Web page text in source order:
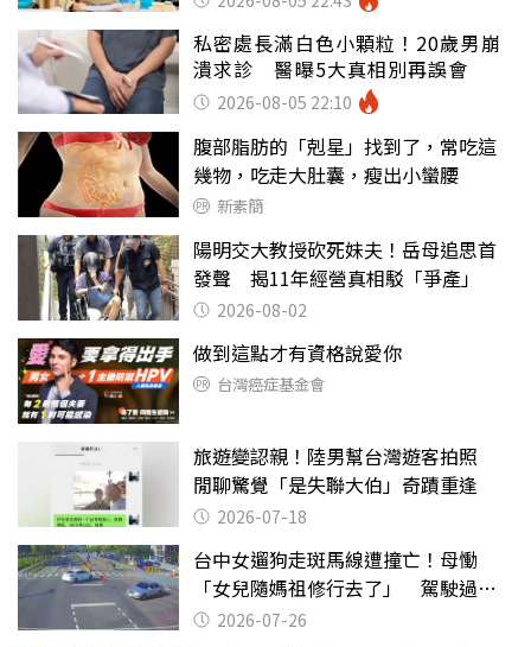
私密處長滿白色小顆粒！20歲男崩
潰求診 醫曝5大真相別再誤會
2026-08-05 22:10
腹部脂肪的「剋星」找到了，常吃這
幾物，吃走大肚囊，瘦出小蠻腰
新素簡
陽明交大教授砍死妹夫！岳母追思首
發聲 揭11年經營真相駁「爭產」
2026-08-02
做到這點才有資格說愛你
台灣癌症基金會
旅遊變認親！陸男幫台灣遊客拍照
閒聊驚覺「是失聯大伯」奇蹟重逢
2026-07-18
台中女遛狗走斑馬線遭撞亡！母慟
「女兒隨媽祖修行去了」 駕駛過失
致死判9月
2026-07-26